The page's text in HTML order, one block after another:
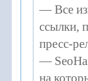
— Все
ссылки,
пресс-
—
на